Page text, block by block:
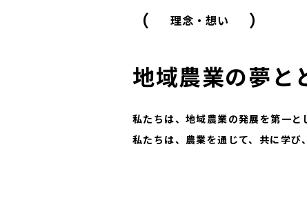
（ 理念・想い ）
地域農業の夢と
私たちは、地域農業の発展を第一と
私たちは、農業を通じて、共に学